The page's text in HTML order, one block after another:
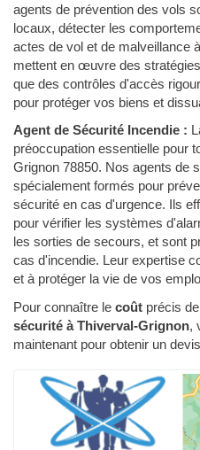
agents de prévention des vols
locaux, détecter les
actes de vol et de malveillance
mettent en œuvre des
que des contrôles d'accès
pour protéger vos biens et
Agent de Sécurité Incendie :
préoccupation essentielle pour
Grignon 78850. Nos agents de
spécialement formés pour
sécurité en cas d'urgence. Ils
pour vérifier les systèmes
les sorties de secours, et sont
cas d'incendie. Leur expertise
et à protéger la vie de vos
Pour connaître le coût précis
sécurité à Thiverval-Grignon,
maintenant pour obtenir un